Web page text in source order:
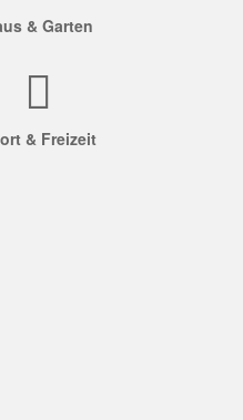
& Garten
& Freizeit